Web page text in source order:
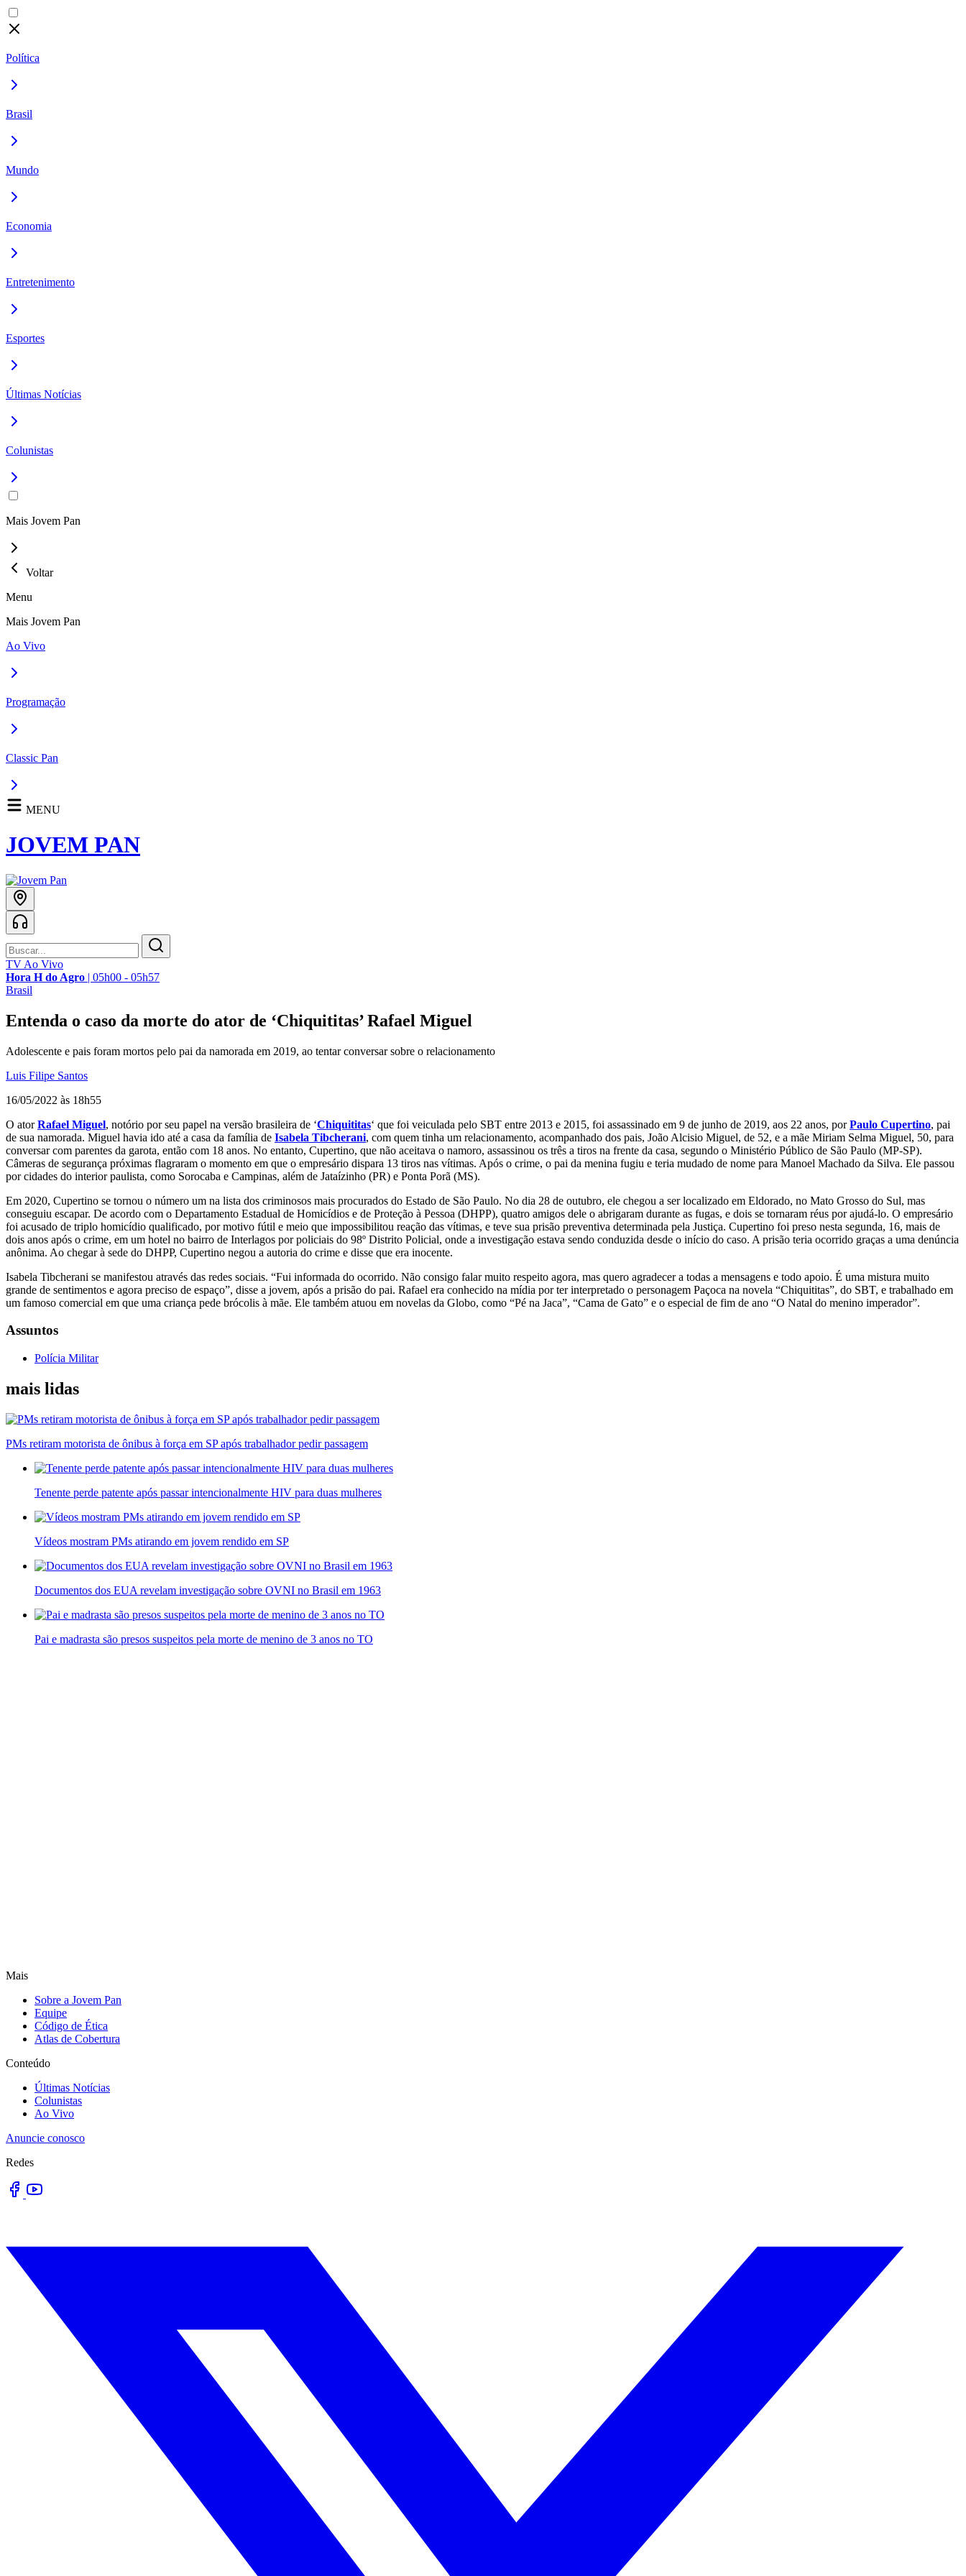
Política
Brasil
Mundo
Economia
Entretenimento
Esportes
Últimas Notícias
Colunistas
Mais Jovem Pan
Voltar
Menu
Mais Jovem Pan
Ao Vivo
Programação
Classic Pan
MENU
JOVEM PAN
TV Ao Vivo
Hora H do Agro | 05h00 - 05h57
Brasil
Entenda o caso da morte do ator de ‘Chiquititas’ Rafael Miguel
Adolescente e pais foram mortos pelo pai da namorada em 2019, ao tentar conversar sobre o relacionamento
Luis Filipe Santos
16/05/2022 às 18h55
O atorRafael Miguel, notório por seu papel na versão brasileira de ‘Chiquititas‘ que foi veiculada pelo SBT entre 2013 e 2015, foi assassinado em 9 de junho de 2019, aos 22 anos, porPaulo Cupertino, pai
de sua namorada. Miguel havia ido até a casa da família de Isabela Tibcherani, com quem tinha um relacionamento, acompanhado dos pais, João Alcisio Miguel, de 52, e a mãe Miriam Selma Miguel, 50, para
conversar com parentes da garota, então com 18 anos. No entanto, Cupertino, que não aceitava o namoro, assassinou os três a tiros na frente da casa, segundo o Ministério Público de São Paulo (MP-SP).
Câmeras de segurança próximas flagraram o momento em que o empresário dispara 13 tiros nas vítimas. Após o crime, o pai da menina fugiu e teria mudado de nome para Manoel Machado da Silva. Ele passou
por cidades do interior paulista, como Sorocaba e Campinas, além de Jataízinho (PR) e Ponta Porã (MS).
Em 2020, Cupertino se tornou o número um na lista dos criminosos mais procurados do Estado de São Paulo. No dia 28 de outubro, ele chegou a ser localizado em Eldorado, no Mato Grosso do Sul, mas
conseguiu escapar. De acordo com o Departamento Estadual de Homicídios e de Proteção à Pessoa (DHPP), quatro amigos dele o abrigaram durante as fugas, e dois se tornaram réus por ajudá-lo. O empresário
foi acusado de triplo homicídio qualificado, por motivo fútil e meio que impossibilitou reação das vítimas, e teve sua prisão preventiva determinada pela Justiça. Cupertino foi preso nesta segunda, 16, mais de
dois anos após o crime, em um hotel no bairro de Interlagos por policiais do 98º Distrito Policial, onde a investigação estava sendo conduzida desde o início do caso. A prisão teria ocorrido graças a uma denúncia
anônima. Ao chegar à sede do DHPP, Cupertino negou a autoria do crime e disse que era inocente.
Isabela Tibcherani se manifestou através das redes sociais. “Fui informada do ocorrido. Não consigo falar muito respeito agora, mas quero agradecer a todas a mensagens e todo apoio. É uma mistura muito
grande de sentimentos e agora preciso de espaço”, disse a jovem, após a prisão do pai. Rafael era conhecido na mídia por ter interpretado o personagem Paçoca na novela “Chiquititas”, do SBT, e trabalhado em
um famoso comercial em que uma criança pede brócolis à mãe. Ele também atuou em novelas da Globo, como “Pé na Jaca”, “Cama de Gato” e o especial de fim de ano “O Natal do menino imperador”.
Assuntos
Polícia Militar
mais lidas
PMs retiram motorista de ônibus à força em SP após trabalhador pedir passagem
Tenente perde patente após passar intencionalmente HIV para duas mulheres
Vídeos mostram PMs atirando em jovem rendido em SP
Documentos dos EUA revelam investigação sobre OVNI no Brasil em 1963
Pai e madrasta são presos suspeitos pela morte de menino de 3 anos no TO
Mais
Sobre a Jovem Pan
Equipe
Código de Ética
Atlas de Cobertura
Conteúdo
Últimas Notícias
Colunistas
Ao Vivo
Anuncie conosco
Redes